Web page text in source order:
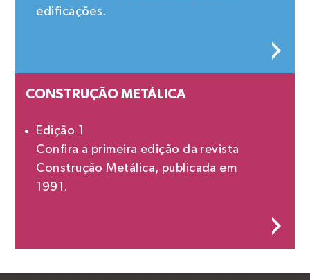
edificações.
CONSTRUÇÃO METÁLICA
Edição 1
Confira a primeira edição da revista
Construção Metálica, publicada em
1991.